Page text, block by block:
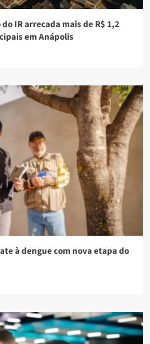
IR arrecada mais de R$ 1,2
em Anápolis
à dengue com nova etapa do